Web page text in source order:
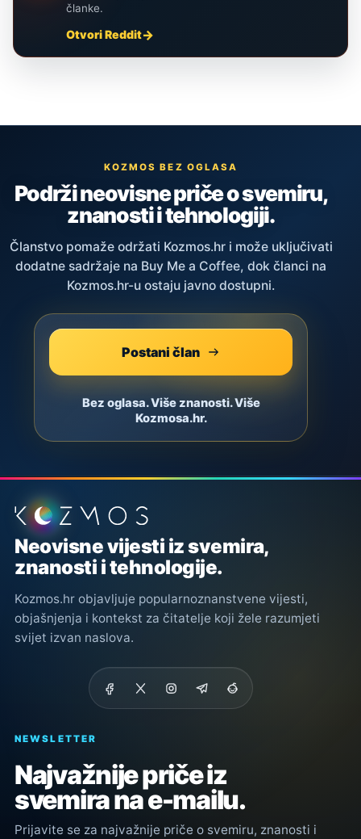
članke.
Otvori Reddit
KOZMOS BEZ OGLASA
Podrži neovisne priče o svemiru,
znanosti i tehnologiji.
Članstvo pomaže održati Kozmos.hr i može uključivati
dodatne sadržaje na Buy Me a Coffee, dok članci na
Kozmos.hr-u ostaju javno dostupni.
Postani član
Bez oglasa. Više znanosti. Više
Kozmosa.hr.
Podnožje stranice
Neovisne vijesti iz svemira,
znanosti i tehnologije.
Kozmos.hr objavljuje popularnoznanstvene vijesti,
objašnjenja i kontekst za čitatelje koji žele razumjeti
svijet izvan naslova.
NEWSLETTER
Najvažnije priče iz
svemira na e-mailu.
Prijavite se za najvažnije priče o svemiru, znanosti i